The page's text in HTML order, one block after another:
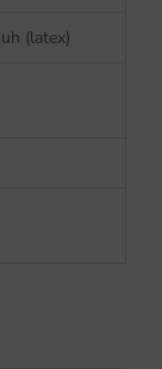
(latex)